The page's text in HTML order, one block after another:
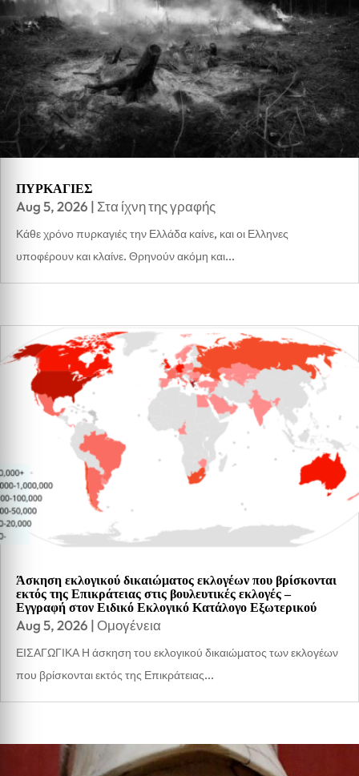
ΠΥΡΚΑΓΙΕΣ
Aug 5, 2026 | Στα ίχνη της γραφής
Κάθε χρόνο πυρκαγιές την Ελλάδα καίνε, και οι Ελληνες
υποφέρουν και κλαίνε. Θρηνούν ακόμη και...
Άσκηση εκλογικού δικαιώματος εκλογέων που βρίσκονται
εκτός της Επικράτειας στις βουλευτικές εκλογές –
Εγγραφή στον Ειδικό Εκλογικό Κατάλογο Εξωτερικού
Aug 5, 2026 |Ομογένεια
ΕΙΣΑΓΩΓΙΚΑ Η άσκηση του εκλογικού δικαιώματος των εκλογέων
που βρίσκονται εκτός της Επικράτειας...